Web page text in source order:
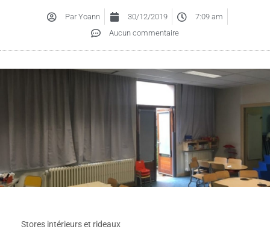
ParYoann 30/12/2019
7:09 am
Aucun commentaire
Stores intérieurs et rideaux